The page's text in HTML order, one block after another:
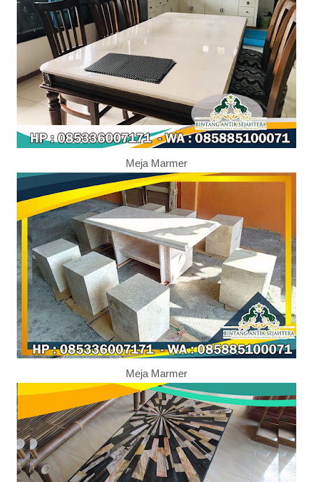
Meja Marmer
Meja Marmer